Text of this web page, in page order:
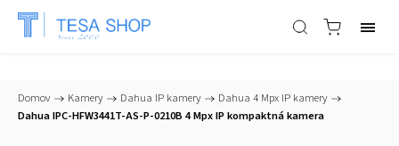
📞+421 903 553 805 info@tesa-systems.sk
Domov / Kamery / Dahua IP kamery / Dahua 4 Mpx IP kamery /
Dahua IPC-HFW3441T-AS-P-0210B 4 Mpx IP kompaktná kamera